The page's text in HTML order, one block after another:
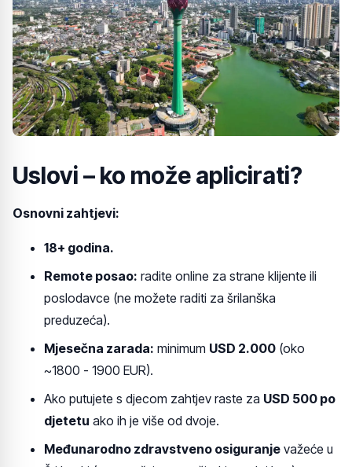
Uslovi – ko može aplicirati?
Osnovni zahtjevi:
18+ godina.
Remote posao: radite online za strane klijente ili
poslodavce (ne možete raditi za šrilanška
preduzeća).
Mjesečna zarada: minimum USD 2.000 (oko
~1800 - 1900 EUR).
Ako putujete s djecom zahtjev raste za USD 500 po
djetetu ako ih je više od dvoje.
Međunarodno zdravstveno osiguranje važeće u